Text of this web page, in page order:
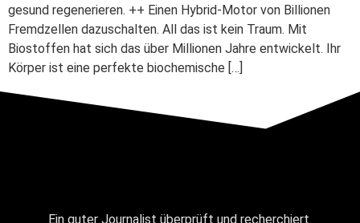
gesund regenerieren. ++ Einen Hybrid-Motor von Billionen
Fremdzellen dazuschalten. All das ist kein Traum. Mit
Biostoffen hat sich das über Millionen Jahre entwickelt. Ihr
Körper ist eine perfekte biochemische […]
Ein guter Journalist überprüft und recherchiert.